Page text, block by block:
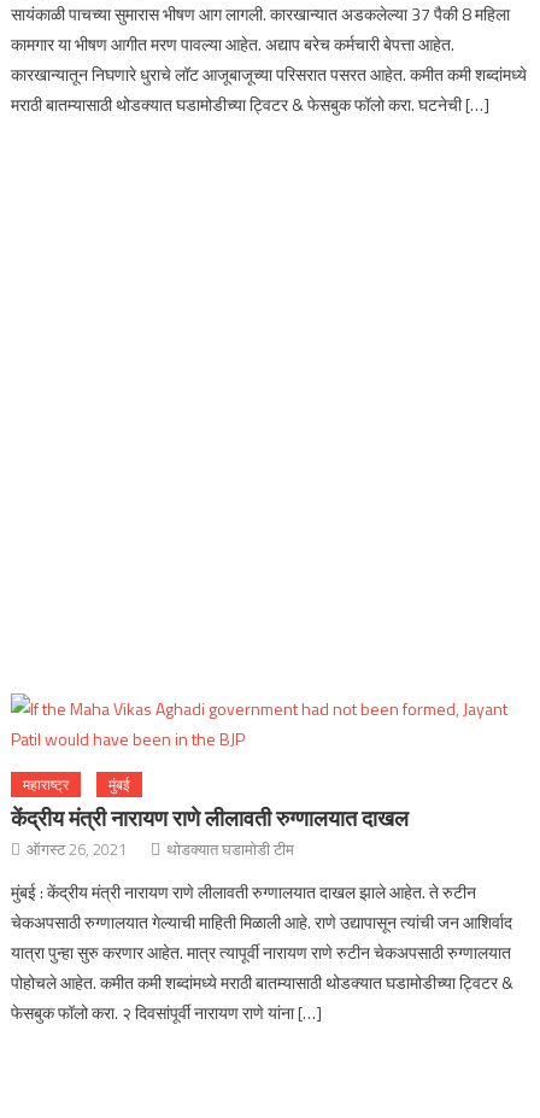
सायंकाळी पाचच्या सुमारास भीषण आग लागली. कारखान्यात अडकलेल्या 37 पैकी 8 महिला
कामगार या भीषण आगीत मरण पावल्या आहेत. अद्याप बरेच कर्मचारी बेपत्ता आहेत.
कारखान्यातून निघणारे धुराचे लॉट आजूबाजूच्या परिसरात पसरत आहेत. कमीत कमी शब्दांमध्ये
मराठी बातम्यासाठी थोडक्यात घडामोडीच्या ट्विटर & फेसबुक फॉलो करा. घटनेची […]
महाराष्ट्र मुंबई
केंद्रीय मंत्री नारायण राणे लीलावती रुग्णालयात दाखल
ऑगस्ट 26, 2021 थोडक्यात घडामोडी टीम
मुंबई : केंद्रीय मंत्री नारायण राणे लीलावती रुग्णालयात दाखल झाले आहेत. ते रुटीन
चेकअपसाठी रुग्णालयात गेल्याची माहिती मिळाली आहे. राणे उद्यापासून त्यांची जन आशिर्वाद
यात्रा पुन्हा सुरु करणार आहेत. मात्र त्यापूर्वी नारायण राणे रुटीन चेकअपसाठी रुग्णालयात
पोहोचले आहेत. कमीत कमी शब्दांमध्ये मराठी बातम्यासाठी थोडक्यात घडामोडीच्या ट्विटर &
फेसबुक फॉलो करा. २ दिवसांपूर्वी नारायण राणे यांना […]